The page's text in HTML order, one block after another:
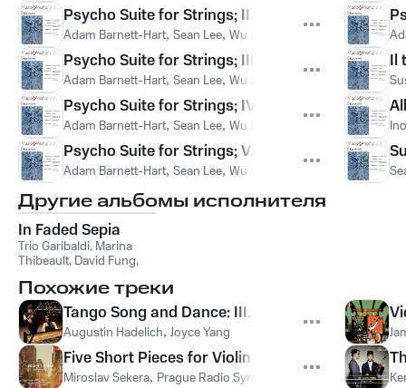
Psycho Suite for Strings; II. The Madhouse
Adam Barnett-Hart, Sean Lee, Wu Jie Paul
Psycho Suite for Strings; III. The Murder
Adam Barnett-Hart, Sean Lee, Wu Jie Paul
Psycho Suite for Strings; IV. The Water
Adam Barnett-Hart, Sean Lee, Wu Jie Paul
Psycho Suite for Strings; V. The Swamp
Adam Barnett-Hart, Sean Lee, Wu Jie Paul
Il
Другие альбомы исполнителя
In Faded Sepia
Trio Garibaldi, Marina
Thibeault, David Fung,
Похожие треки
Tango Song and Dance: III. Dance
Augustin Hadelich, Joyce Yang
Five Short Pieces for Violin and Piano, H. 184: I.
Miroslav Sekera, Prague Radio Symphony Orchestra,Josef